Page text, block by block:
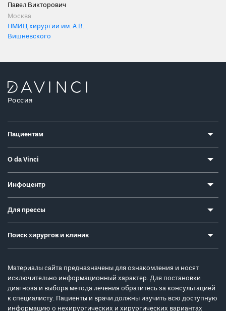
Павел Викторович
Москва
НМИЦ хирургии им. А.В.
Вишневского
Россия
Пациентам
О da Vinci
Инфоцентр
Для прессы
Поиск хирургов и клиник
Материалы сайта предназначены для ознакомления и носят
исключительно информационный характер. Для постановки
диагноза и выбора метода лечения обратитесь за консультацией
к специалисту. Пациенты и врачи должны изучить всю доступную
информацию о нехирургических и хирургических вариантах